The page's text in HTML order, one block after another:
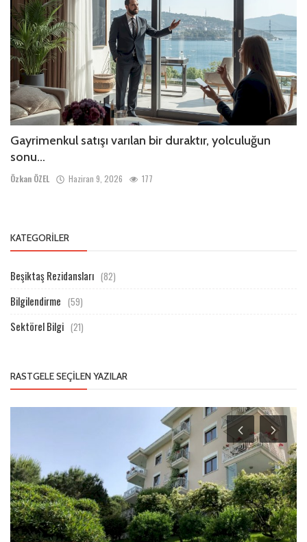
Gayrimenkul satışı varılan bir duraktır, yolculuğun
sonu...
Özkan ÖZEL Haziran 9, 2026 177
KATEGORILER
Beşiktaş Rezidansları (82)
Bilgilendirme (59)
Sektörel Bilgi (21)
RASTGELE SEÇILEN YAZILAR